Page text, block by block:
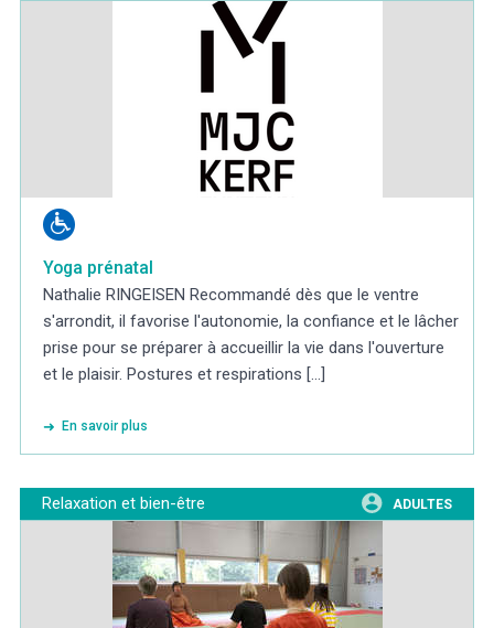
Yoga prénatal
Nathalie RINGEISEN Recommandé dès que le ventre
s'arrondit, il favorise l'autonomie, la confiance et le lâcher
prise pour se préparer à accueillir la vie dans l'ouverture
et le plaisir. Postures et respirations [...]
En savoir plus
Relaxation et bien-être ADULTES